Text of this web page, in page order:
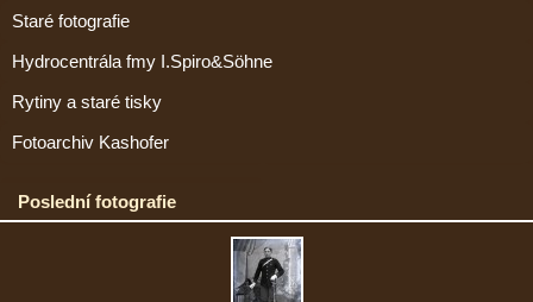
Staré fotografie
Hydrocentrála fmy I.Spiro&Söhne
Rytiny a staré tisky
Fotoarchiv Kashofer
Poslední fotografie